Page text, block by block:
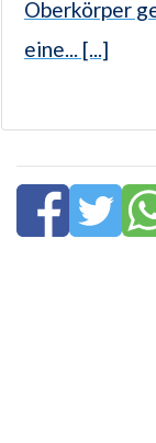
Oberkörper
eine... [...]